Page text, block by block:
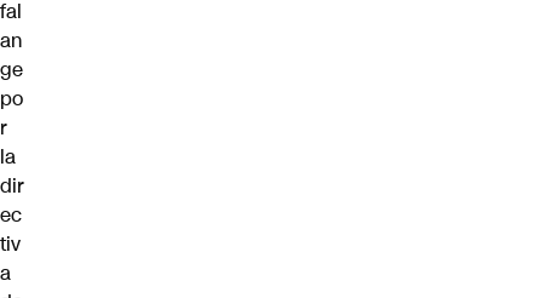
fal
an
ge
po
r
la
dir
ec
tiv
a